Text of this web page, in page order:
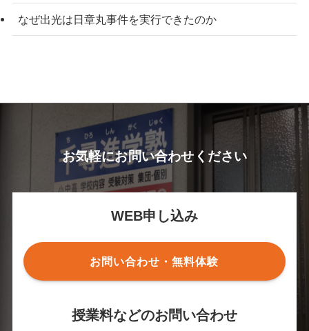
なぜ出光は日章丸事件を実行できたのか
お気軽にお問い合わせください
WEB申し込み
お問い合わせ・無料体験
授業料などのお問い合わせ